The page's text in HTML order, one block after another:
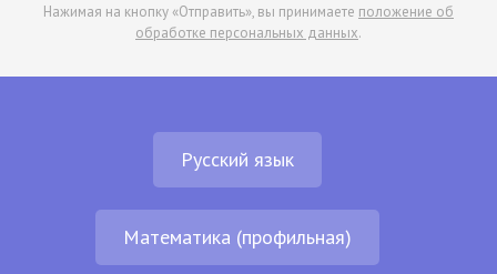
Нажимая на кнопку «Отправить», вы принимаете положение об
обработке персональных данных.
Русский язык
Математика (профильная)